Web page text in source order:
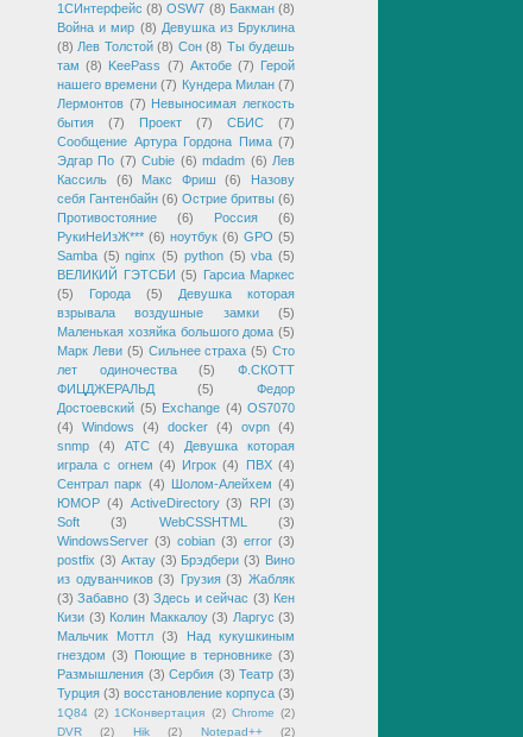
1СИнтерфейс (8) OSW7 (8) Бакман (8)
Война и мир (8) Девушка из Бруклина
(8) Лев Толстой (8) Сон (8) Ты будешь
там (8) KeePass (7) Актобе (7)
Герой
нашего времени (7) Кундера Милан (7)
Лермонтов (7) Невыносимая легкость
бытия
(7) Проект (7) СБИС
(7)
Сообщение Артура Гордона Пима (7)
Эдгар По (7) Cubie (6) mdadm (6) Лев
Кассиль
(6) Макс Фриш (6)
Назову
себя Гантенбайн (6) Острие бритвы (6)
Противостояние
(6) Россия
(6)
РукиНеИзЖ*** (6) ноутбук (6) GPO (5)
Samba (5) nginx (5) python (5) vba (5)
ВЕЛИКИЙ ГЭТСБИ (5)
Гарсиа Маркес
(5)
Города (5)
Девушка которая
взрывала воздушные замки
(5)
Маленькая хозяйка большого дома (5)
Марк Леви (5) Сильнее страха (5) Сто
лет одиночества
(5)
Ф.СКОТТ
ФИЦДЖЕРАЛЬД
(5)
Федор
Достоевский (5) Exchange (4) OS7070
(4)
Windows (4) docker (4) ovpn (4)
snmp
(4) АТС (4)
Девушка которая
играла с огнем (4) Игрок (4) ПВХ (4)
Сентрал парк (4) Шолом-Алейхем (4)
ЮМОР (4) ActiveDirectory (3) RPI
(3)
Soft
(3) WebCSSHTML
(3)
WindowsServer (3) cobian (3) error (3)
postfix (3) Актау (3) Брэдбери (3) Вино
из одуванчиков (3) Грузия (3) Жабляк
(3) Забавно (3) Здесь и сейчас (3) Кен
Кизи (3) Колин Маккалоу (3) Ларгус (3)
Мальчик Моттл (3)
Над кукушкиным
гнездом (3) Поющие в терновнике (3)
Размышления (3) Сербия (3) Театр (3)
Турция (3) восстановление корпуса (3)
1Q84 (2) 1СКонвертация (2) Chrome (2)
DVR
(2) Hik (2) Notepad++ (2)